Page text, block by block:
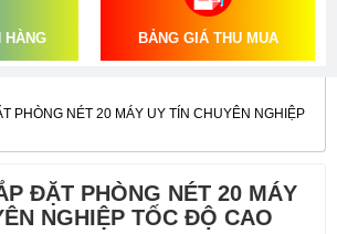
HÀNG BẢNG GIÁ THU MUA
PHÒNG NÉT 20 MÁY UY TÍN CHUYÊN NGHIỆP
ĐẶT PHÒNG NÉT 20 MÁY
NGHIỆP TỐC ĐỘ CAO